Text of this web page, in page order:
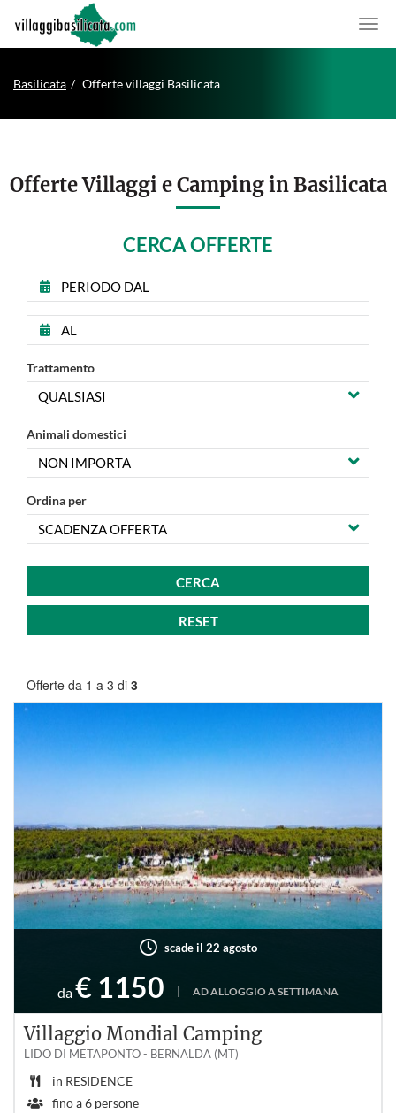
Basilicata Offerte villaggi Basilicata
Offerte Villaggi e Camping in Basilicata
CERCA OFFERTE
Data
inizio
periodo
ricerca
offerte
Data
periodo
ricerca
offerte
Trattamento
Animali domestici
Ordina per
Offerte da 1 a 3 di 3
scade il 22 agosto
da€ 1150 | AD ALLOGGIO A SETTIMANA
Villaggio Mondial Camping
LIDO DI METAPONTO - BERNALDA (MT)
in RESIDENCE
fino a6 persone